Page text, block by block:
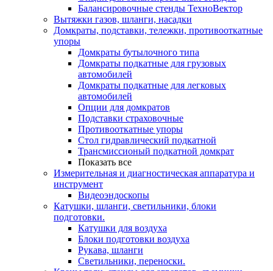
Балансировочные стенды ТехноВектор
Вытяжки газов, шланги, насадки
Домкраты, подставки, тележки, противооткатные
упоры
Домкраты бутылочного типа
Домкраты подкатные для грузовых
автомобилей
Домкраты подкатные для легковых
автомобилей
Опции для домкратов
Подставки страховочные
Противооткатные упоры
Стол гидравлический подкатной
Трансмиссионый подкатной домкрат
Показать все
Измерительная и диагностическая аппаратура и
инструмент
Видеоэндоскопы
Катушки, шланги, светильники, блоки
подготовки.
Катушки для воздуха
Блоки подготовки воздуха
Рукава, шланги
Светильники, переноски.